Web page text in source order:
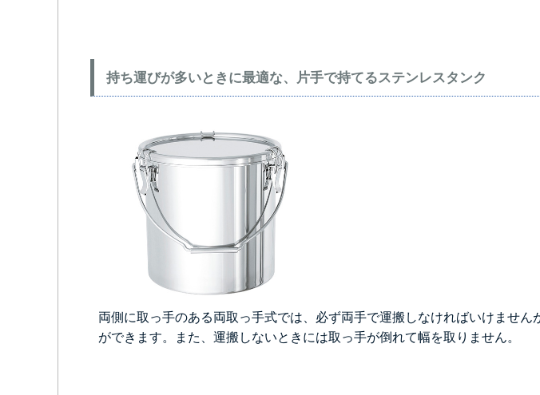
持ち運びが多いときに最適な、片手で持てるステンレスタンク
両側に取っ手のある両取っ手式では、必ず両手で運搬しなければいけませ
ができます。また、運搬しないときには取っ手が倒れて幅を取りません。